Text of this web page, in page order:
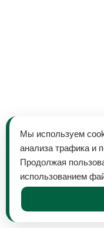
Мы используем
анализа трафика и
Продолжая
использованием